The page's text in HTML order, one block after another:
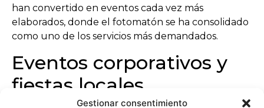
Gestionar consentimiento
han convertido en eventos cada vez más
elaborados, donde el fotomatón se ha consolidado
como uno de los servicios más demandados.
Eventos corporativos y
fiestas locales